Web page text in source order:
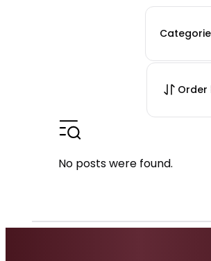
Order
No posts were found.